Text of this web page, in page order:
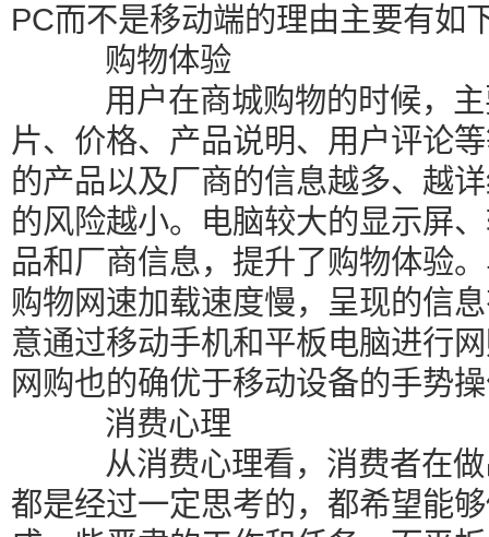
PC而不是移动端的理由主要有如
购物体验
用户在商城购物的时候，主
片、价格、产品说明、用户评论
的产品以及厂商的信息越多、越
的风险越小。电脑较大的显示屏
品和厂商信息，提升了购物体验
购物网速加载速度慢，呈现的信
意通过移动手机和平板电脑进行
网购也的确优于移动设备的手势
消费心理
从消费心理看，消费者在做
都是经过一定思考的，都希望能